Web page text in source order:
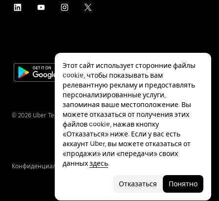
© 2026 Uber Technologies Inc.
КонфиденциальностьСпециальные
Этот сайт использует сторонние файлы
cookie, чтобы показывать вам
релевантную рекламу и предоставлять
персонализированные услуги,
запоминая ваше местоположение. Вы
можете отказаться от получения этих
файлов cookie, нажав кнопку
«Отказаться» ниже. Если у вас есть
аккаунт Uber, вы можете отказаться от
«продажи» или «передачи» своих
данныхздесь.
Отказаться Понятно